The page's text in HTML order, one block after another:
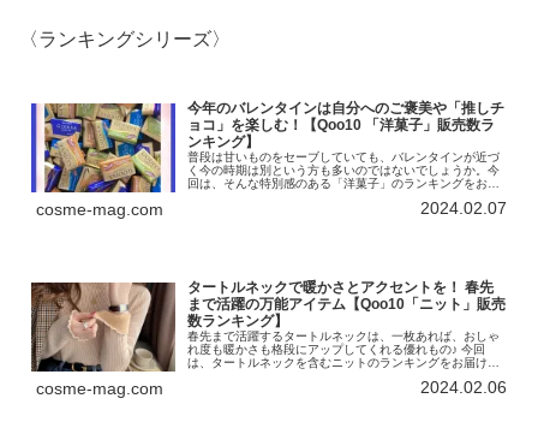
〈ランキングシリーズ〉
今年のバレンタインは自分へのご褒美や「推しチ
ョコ」を楽しむ！【Qoo10 「洋菓子」販売数ラ
ンキング】
普段は甘いものをセーブしていても、バレンタインが近づ
く今の時期は別という方も多いのではないでしょうか。今
回は、そんな特別感のある「洋菓子」のランキングをお届
cosme-mag.com 2024.02.07
タートルネックで暖かさとアクセントを！ 春先
まで活躍の万能アイテム【Qoo10「ニット」販売
数ランキング】
春先まで活躍するタートルネックは、一枚あれば、おしゃ
れ度も暖かさも格段にアップしてくれる優れもの♪ 今回
は、タートルネックを含むニットのランキングをお届けし
cosme-mag.com 2024.02.06